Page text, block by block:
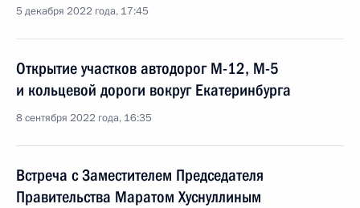
5 декабря 2022 года, 17:45
Открытие участков автодорог М-12, М-5
и кольцевой дороги вокруг Екатеринбурга
8 сентября 2022 года, 16:35
Встреча с Заместителем Председателя
Правительства Маратом Хуснуллиным